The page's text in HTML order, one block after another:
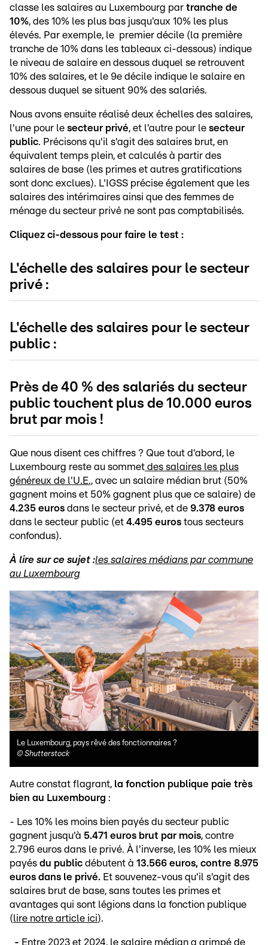
classe les salaires au Luxembourg par tranche de
10%, des 10% les plus bas jusqu'aux 10% les plus
élevés. Par exemple, le premier décile (la première
tranche de 10% dans les tableaux ci-dessous) indique
le niveau de salaire en dessous duquel se retrouvent
10% des salaires, et le 9e décile indique le salaire en
dessous duquel se situent 90% des salariés.
Nous avons ensuite réalisé deux échelles des salaires,
l'une pour le secteur privé, et l'autre pour le secteur
public. Précisons qu'il s'agit des salaires brut, en
équivalent temps plein, et calculés à partir des
salaires de base (les primes et autres gratifications
sont donc exclues). L'IGSS précise également que les
salaires des intérimaires ainsi que des femmes de
ménage du secteur privé ne sont pas comptabilisés.
Cliquez ci-dessous pour faire le test :
L'échelle des salaires pour le secteur
privé :
L'échelle des salaires pour le secteur
public :
Près de 40 % des salariés du secteur
public touchent plus de 10.000 euros
brut par mois !
Que nous disent ces chiffres ? Que tout d'abord, le
Luxembourg reste au sommet des salaires les plus
généreux de l'U.E., avec un salaire médian brut (50%
gagnent moins et 50% gagnent plus que ce salaire) de
4.235 euros dans le secteur privé, et de 9.378 euros
dans le secteur public (et 4.495 euros tous secteurs
confondus).
À lire sur ce sujet :les salaires médians par commune
au Luxembourg
Le Luxembourg, pays rêvé des fonctionnaires ?
© Shutterstock
Autre constat flagrant, la fonction publique paie très
bien au Luxembourg :
- Les 10% les moins bien payés du secteur public
gagnent jusqu'à 5.471 euros brut par mois, contre
2.796 euros dans le privé. À l'inverse, les 10% les mieux
payés du public débutent à 13.566 euros, contre 8.975
euros dans le privé. Et souvenez-vous qu'il s'agit des
salaires brut de base, sans toutes les primes et
avantages qui sont légions dans la fonction publique
(lire notre article ici).
- Entre 2023 et 2024, le salaire médian a grimpé de